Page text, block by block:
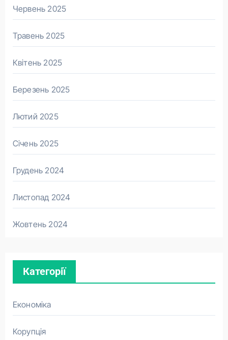
Червень 2025
Травень 2025
Квітень 2025
Березень 2025
Лютий 2025
Січень 2025
Грудень 2024
Листопад 2024
Жовтень 2024
Категорії
Економіка
Корупція